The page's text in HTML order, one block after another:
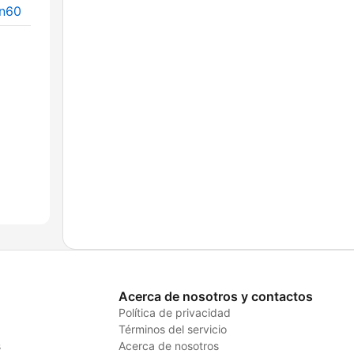
Acerca de nosotros y contactos
Política de privacidad
Términos del servicio
Acerca de nosotros